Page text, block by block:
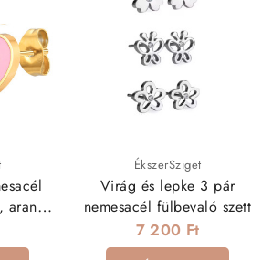
arany
ÉkszerSziget
Virág és lepke 3 pár
nemesacél fülbevaló szett
7 200 Ft